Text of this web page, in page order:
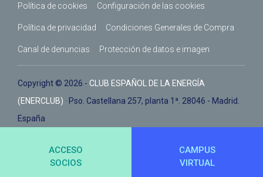
Política de cookies Configuración de las cookies
Política de privacidad Condiciones Generales de Compra
Canal de denuncias Protección de datos e imagen
Copyright © 2026 - CLUB ESPAÑOL DE LA ENERGÍA
(ENERCLUB) · Pso. Castellana 257, planta 1ª. 28046 - Madrid.
España
ACCESO
SOCIOS
CAMPUS
VIRTUAL